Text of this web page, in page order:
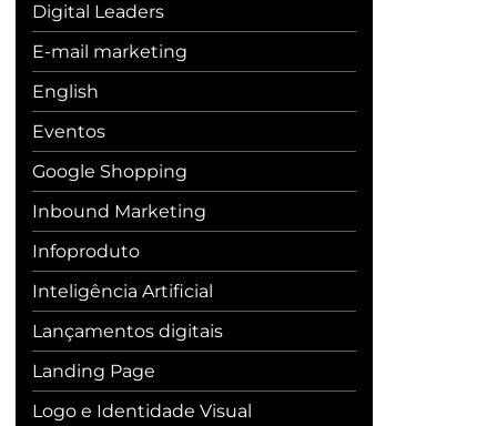
Digital Leaders
E-mail marketing
English
Eventos
Google Shopping
Inbound Marketing
Infoproduto
Inteligência Artificial
Lançamentos digitais
Landing Page
Logo e Identidade Visual